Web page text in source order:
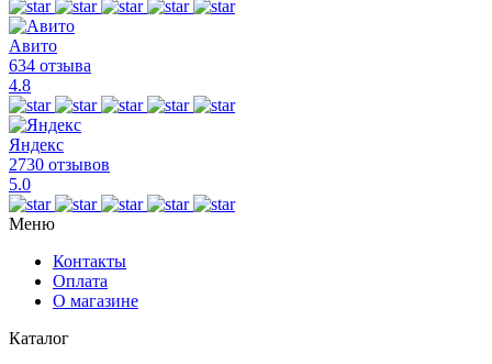
Авито
634 отзыва
4.8
Яндекс
2730 отзывов
5.0
Меню
Контакты
Оплата
О магазине
Каталог